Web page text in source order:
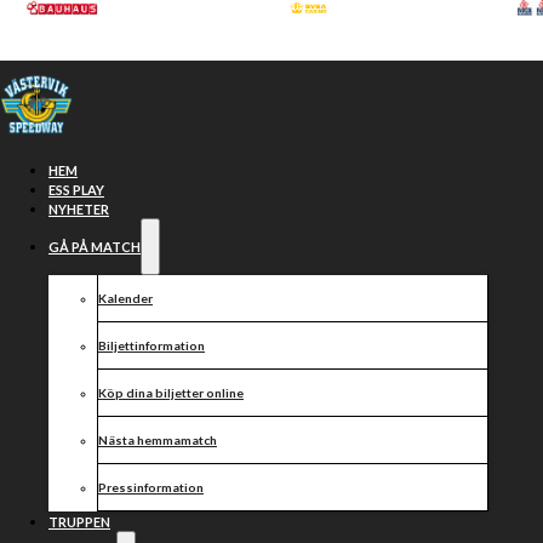
Hoppa till huvudinnehåll
HEM
ESS PLAY
NYHETER
GÅ PÅ MATCH
Kalender
Biljettinformation
Köp dina biljetter online
Nästa hemmamatch
Pressinformation
TRUPPEN
VÄSTERVIK
vs